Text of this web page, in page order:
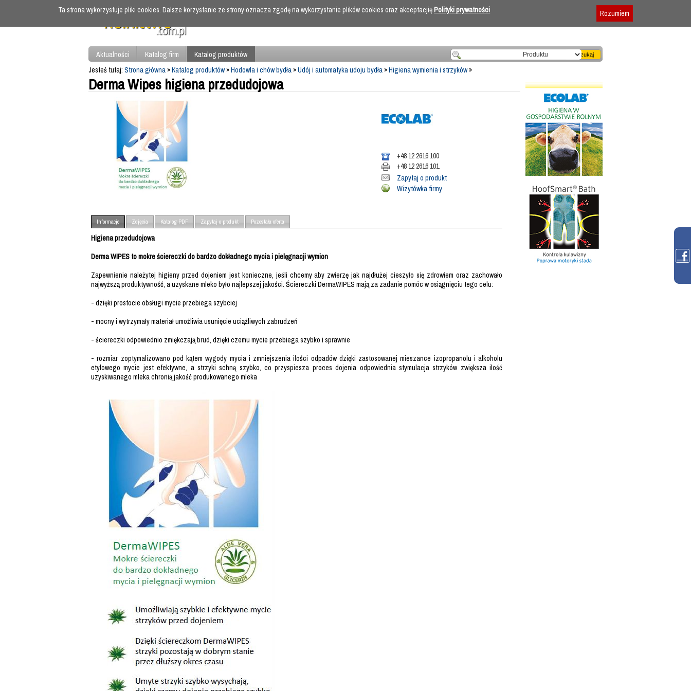
Regulamin
Aktualności Katalog firm
Katalog produktów
Jesteś tutaj: Strona główna»Katalog produktów»Hodowla i chów bydła»Udój i automatyka udoju bydła»Higiena wymienia i strzyków»
Derma Wipes higiena przedudojowa
+48 12 2616 100
+48 12 2616 101
Zapytaj o produkt
Wizytówka firmy
Informacje Zdjęcia Katalog PDF Zapytaj o produkt Pozostała oferta
Higiena przedudojowa
Derma WIPES to mokre ściereczki do bardzo dokładnego mycia i pielęgnacji wymion
Zapewnienie należytej higieny przed dojeniem jest konieczne, jeśli chcemy aby zwierzę jak najdłużej cieszyło się zdrowiem oraz zachowało
najwyższą produktywność, a uzyskane mleko było najlepszej jakości. Ściereczki DermaWIPES mają za zadanie pomóc w osiągnięciu tego celu:
- dzięki prostocie obsługi mycie przebiega szybciej
- mocny i wytrzymały materiał umożliwia usunięcie uciążliwych zabrudzeń
- ściereczki odpowiednio zmiękczają brud, dzięki czemu mycie przebiega szybko i sprawnie
- rozmiar zoptymalizowano pod kątem wygody mycia i zmniejszenia ilości odpadów dzięki zastosowanej mieszance izopropanolu i alkoholu
etylowego mycie jest efektywne, a strzyki schną szybko, co przyspiesza proces dojenia odpowiednia stymulacja strzyków zwiększa ilość
uzyskiwanego mleka chronią jakość produkowanego mleka
Ta strona wykorzystuje pliki cookies. Dalsze korzystanie ze strony oznacza zgodę na wykorzystanie plików cookies oraz akceptacjięPolityki prywatności Rozumiem